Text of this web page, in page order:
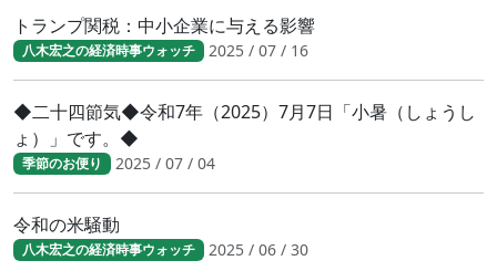
トランプ関税：中小企業に与える影響
八木宏之の経済時事ウォッチ 2025 / 07 / 16
◆二十四節気◆令和7年（2025）7月7日「小暑（しょうし
ょ）」です。◆
季節のお便り 2025 / 07 / 04
令和の米騒動
八木宏之の経済時事ウォッチ 2025 / 06 / 30